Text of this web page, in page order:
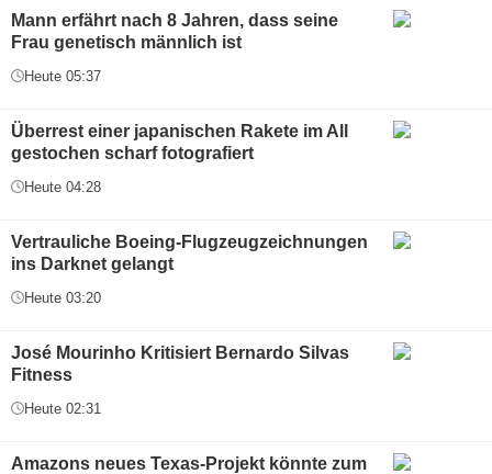
Mann erfährt nach 8 Jahren, dass seine
Frau genetisch männlich ist
Heute 05:37
Überrest einer japanischen Rakete im All
gestochen scharf fotografiert
Heute 04:28
Vertrauliche Boeing-Flugzeugzeichnungen
ins Darknet gelangt
Heute 03:20
José Mourinho Kritisiert Bernardo Silvas
Fitness
Heute 02:31
Amazons neues Texas-Projekt könnte zum